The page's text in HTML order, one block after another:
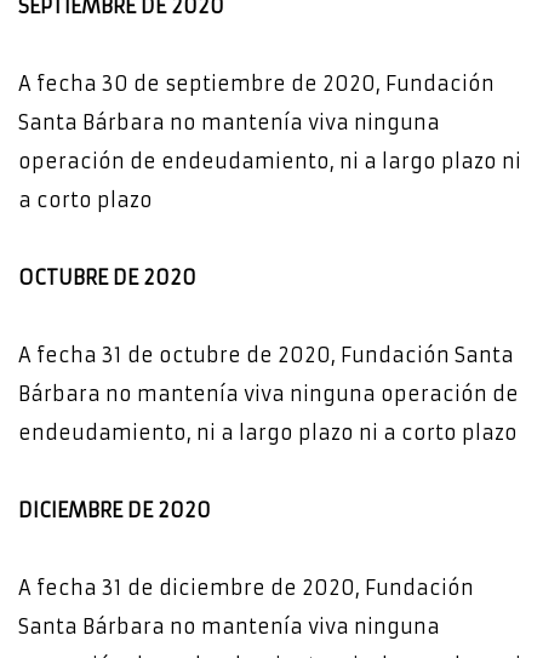
SEPTIEMBRE DE 2020
A fecha 30 de septiembre de 2020, Fundación
Santa Bárbara no mantenía viva ninguna
operación de endeudamiento, ni a largo plazo ni
a corto plazo
OCTUBRE DE 2020
A fecha 31 de octubre de 2020, Fundación Santa
Bárbara no mantenía viva ninguna operación de
endeudamiento, ni a largo plazo ni a corto plazo
DICIEMBRE DE 2020
A fecha 31 de diciembre de 2020, Fundación
Santa Bárbara no mantenía viva ninguna